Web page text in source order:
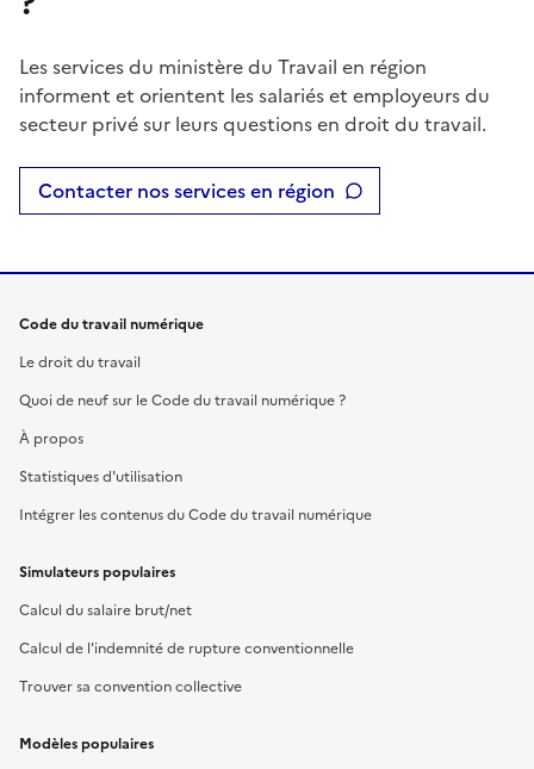
Les services du ministère du Travail en région
informent et orientent les salariés et employeurs du
secteur privé sur leurs questions en droit du travail.
Contacter nos services en région
Code du travail numérique
Le droit du travail
Quoi de neuf sur le Code du travail numérique ?
À propos
Statistiques d'utilisation
Intégrer les contenus du Code du travail numérique
Simulateurs populaires
Calcul du salaire brut/net
Calcul de l'indemnité de rupture conventionnelle
Trouver sa convention collective
Modèles populaires